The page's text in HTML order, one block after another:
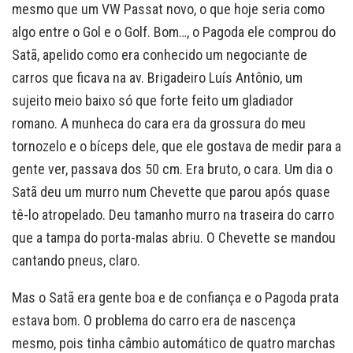
mesmo que um VW Passat novo, o que hoje seria como
algo entre o Gol e o Golf. Bom…, o Pagoda ele comprou do
Satã, apelido como era conhecido um negociante de
carros que ficava na av. Brigadeiro Luís Antônio, um
sujeito meio baixo só que forte feito um gladiador
romano. A munheca do cara era da grossura do meu
tornozelo e o bíceps dele, que ele gostava de medir para a
gente ver, passava dos 50 cm. Era bruto, o cara. Um dia o
Satã deu um murro num Chevette que parou após quase
tê-lo atropelado. Deu tamanho murro na traseira do carro
que a tampa do porta-malas abriu. O Chevette se mandou
cantando pneus, claro.
Mas o Satã era gente boa e de confiança e o Pagoda prata
estava bom. O problema do carro era de nascença
mesmo, pois tinha câmbio automático de quatro marchas